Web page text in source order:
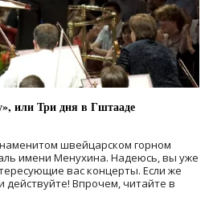
или Три дня в Гштааде
швейцарском горном
имени Менухина. Надеюсь, вы уже
вас концерты. Если же
действуйте! Впрочем, читайте в